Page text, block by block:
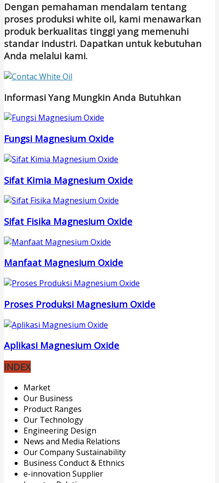
Dengan pemahaman mendalam tentang
proses produksi white oil, kami menawarkan
produk berkualitas tinggi yang memenuhi
standar industri. Dapatkan untuk kebutuhan
Anda melalui kami.
Informasi Yang Mungkin Anda Butuhkan
Fungsi Magnesium Oxide
Sifat Kimia Magnesium Oxide
Sifat Fisika Magnesium Oxide
Manfaat Magnesium Oxide
Proses Produksi Magnesium Oxide
Aplikasi Magnesium Oxide
INDEX
Market
Our Business
Product Ranges
Our Technology
Engineering Design
News and Media Relations
Our Company Sustainability
Business Conduct & Ethnics
e-innovation Supplier